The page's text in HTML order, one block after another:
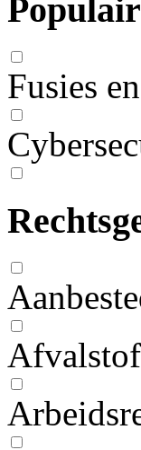
Populair
Fusies